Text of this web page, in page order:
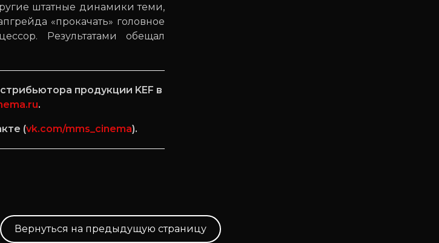
штатные динамики теми,
«прокачать» головное
Результатами обещал
продукции KEF в
.
(vk.com/mms_cinema).
Вернуться на предыдущую страницу